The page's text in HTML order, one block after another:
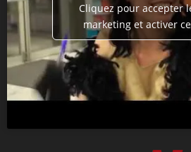
Cliquez pour accepter
marketing et activer